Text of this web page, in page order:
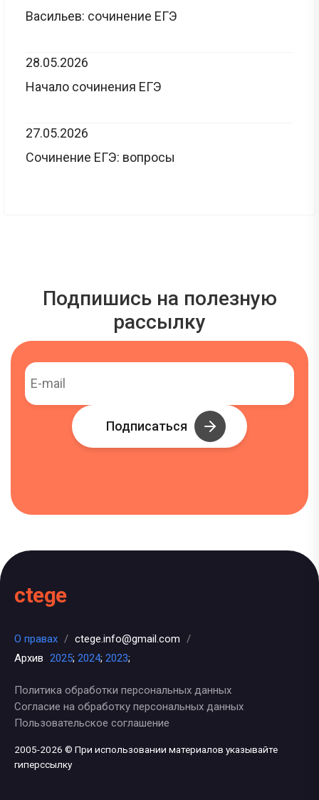
Васильев: сочинение ЕГЭ
28.05.2026
Начало сочинения ЕГЭ
27.05.2026
Сочинение ЕГЭ: вопросы
Подпишись на полезную
рассылку
Подписаться
ctege
О правах / ctege.info@gmail.com /
Архив 2025; 2024; 2023;
Политика обработки персональных данных
Согласие на обработку персональных данных
Пользовательское соглашение
2005-2026 © При использовании материалов указывайте
гиперссылку